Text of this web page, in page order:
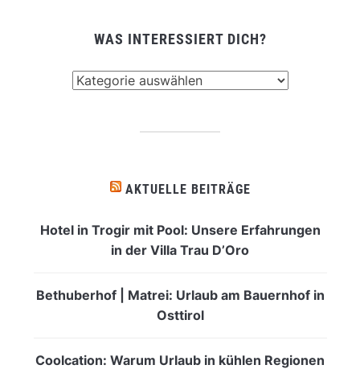
WAS INTERESSIERT DICH?
AKTUELLE BEITRÄGE
Hotel in Trogir mit Pool: Unsere Erfahrungen
in der Villa Trau D’Oro
Bethuberhof | Matrei: Urlaub am Bauernhof in
Osttirol
Coolcation: Warum Urlaub in kühlen Regionen